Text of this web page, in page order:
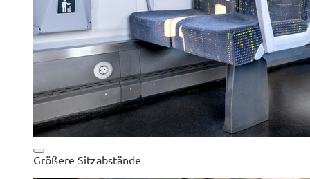
Größere Sitzabstände